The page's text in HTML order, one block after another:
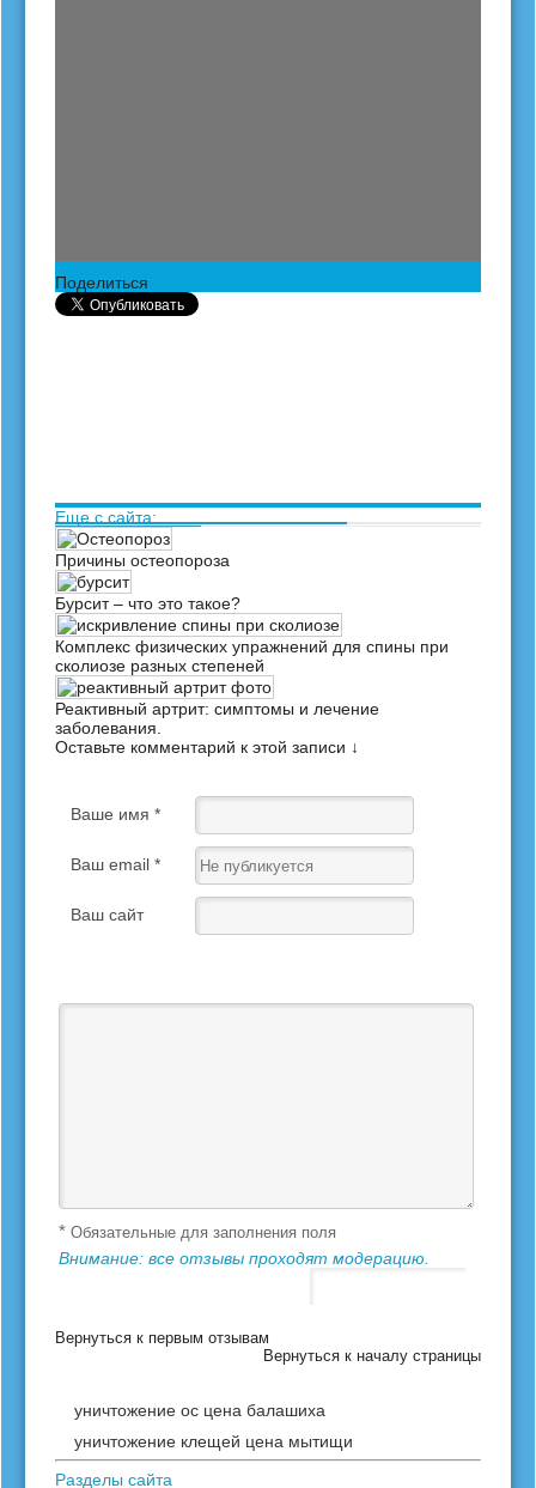
Поделиться
Еще с сайта:
Причины остеопороза
Бурсит – что это такое?
Комплекс физических упражнений для спины при
сколиозе разных степеней
Реактивный артрит: симптомы и лечение
заболевания.
Оставьте комментарий к этой записи ↓
Ваше имя *
Ваш email *
Ваш сайт
* Обязательные для заполнения поля
Внимание: все отзывы проходят модерацию.
Вернуться к первым отзывам
Вернуться к началу страницы
уничтожение ос цена балашиха
уничтожение клещей цена мытищи
Разделы сайта